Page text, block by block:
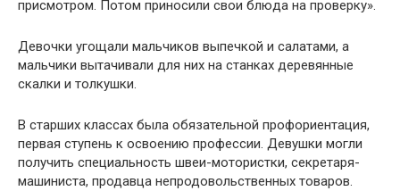
присмотром. Потом приносили свои блюда на проверку».
Девочки угощали мальчиков выпечкой и салатами, а
мальчики вытачивали для них на станках деревянные
скалки и толкушки.
В старших классах была обязательной профориентация,
первая ступень к освоению профессии. Девушки могли
получить специальность швеи-мотористки, секретаря-
машиниста, продавца непродовольственных товаров.